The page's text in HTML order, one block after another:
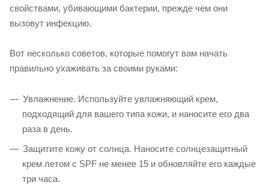
свойствами, убивающими бактерии, прежде чем они
вызовут инфекцию.
Вот несколько советов, которые помогут вам начать
правильно ухаживать за своими руками:
Увлажнение. Используйте увлажняющий крем,
подходящий для вашего типа кожи, и наносите его два
раза в день.
Защитите кожу от солнца. Наносите солнцезащитный
крем летом с SPF не менее 15 и обновляйте его каждые
три часа.